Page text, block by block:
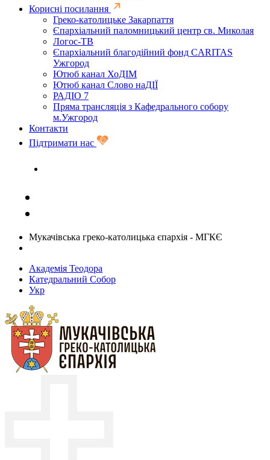
Корисні посилання
Греко-католицьке Закарпаття
Єпархіальний паломницький центр св. Миколая
Логос-ТВ
Єпархіальний благодійний фонд CARITAS
Ужгород
Ютюб канал ХоДІМ
Ютюб канал Слово наДІЇ
РАДІО 7
Пряма трансляція з Кафедрального собору
м.Ужгород
Контакти
Підтримати нас
Мукачівська греко-католицька єпархія - МГКЄ
Академія Теодора
Катедральний Собор
Укр